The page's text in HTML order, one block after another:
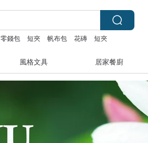
零錢包 短夾 帆布包 花磚 短夾
風格文具 居家餐廚